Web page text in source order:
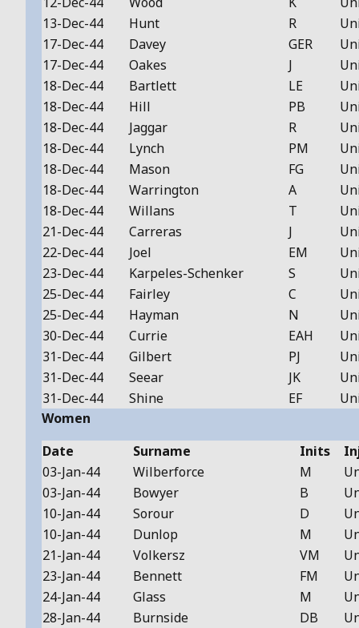
13-Dec-44
Hunt R
17-Dec-44
Davey GER
17-Dec-44
Oakes J
18-Dec-44
Bartlett LE
18-Dec-44
Hill PB
18-Dec-44
Jaggar R
18-Dec-44
Lynch PM
18-Dec-44
Mason FG
18-Dec-44
Warrington A
18-Dec-44
Willans T
21-Dec-44
Carreras J
22-Dec-44
Joel EM
23-Dec-44
Karpeles-Schenker S
25-Dec-44
Fairley C
25-Dec-44
Hayman N
30-Dec-44
Currie EAH
31-Dec-44
Gilbert PJ
31-Dec-44
Seear JK
31-Dec-44
Shine EF
Women
Date
Surname Inits
03-Jan-44
Wilberforce M
03-Jan-44
Bowyer B
10-Jan-44
Sorour D
10-Jan-44
Dunlop M
21-Jan-44
Volkersz VM
23-Jan-44
Bennett FM
24-Jan-44
Glass M
28-Jan-44
Burnside DB